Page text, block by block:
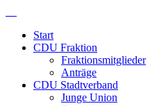
Start
CDU Fraktion
Fraktionsmitglieder
Anträge
CDU Stadtverband
Junge Union